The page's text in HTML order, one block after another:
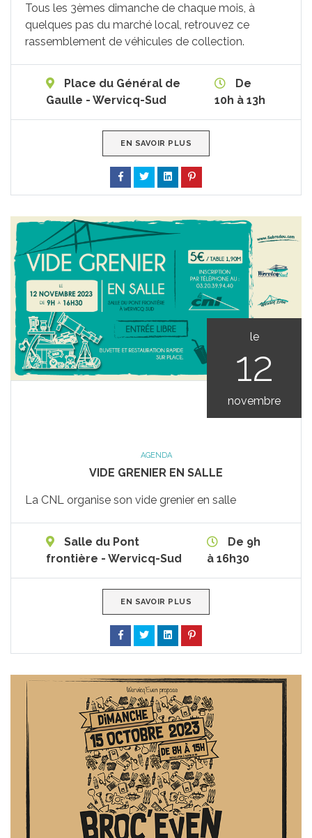
Tous les 3èmes dimanche de chaque mois, à
quelques pas du marché local, retrouvez ce
rassemblement de véhicules de collection.
Place du Général de
Gaulle - Wervicq-Sud
De
10h à 13h
EN SAVOIR PLUS
le
12
novembre
AGENDA
VIDE GRENIER EN SALLE
La CNL organise son vide grenier en salle
Salle du Pont
frontière - Wervicq-Sud
De 9h
à 16h30
EN SAVOIR PLUS